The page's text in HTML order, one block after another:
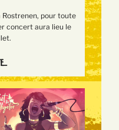
pour toute
concert aura lieu le